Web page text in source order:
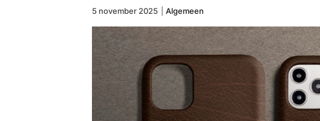
5 november 2025 Algemeen